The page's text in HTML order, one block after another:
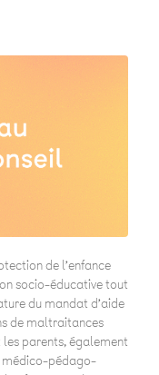
de l’enfance
socio-éducative tout
du mandat d’aide
de maltraitances
parents, également
médico-pédago-